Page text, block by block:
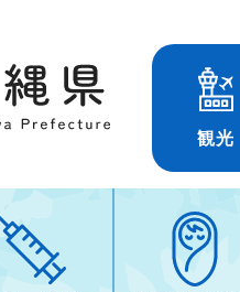
観光